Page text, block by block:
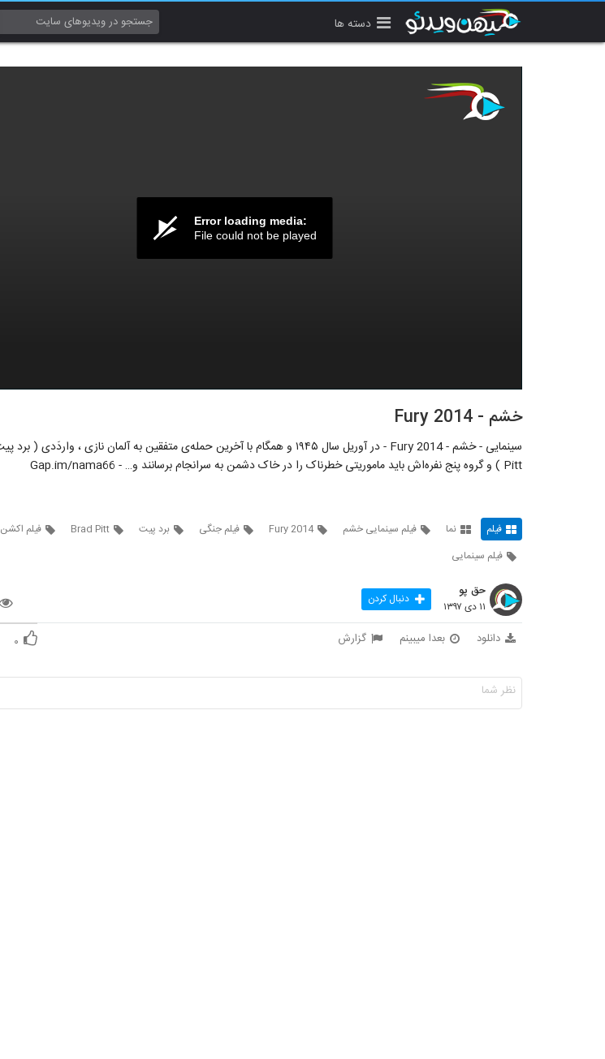
دسته ها
Error loading media:
File could not be played
خشم - Fury 2014
Pitt ) و گروه پنج نفره‌اش باید ماموریتی خطرناک را در خاک دشمن به سرانجام برسانند و… - Gap.im/nama66
فیلم نما فیلم سینمایی خشم Fury 2014 فیلم جنگی برد پیت Brad Pitt فیلم اکشن
فیلم سینمایی
حق پو
۱۱ دی ۱۳۹۷ دنبال کردن
دانلود بعدا میبینم گزارش ۰